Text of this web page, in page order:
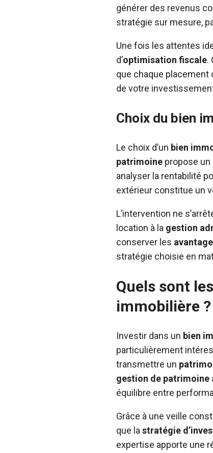
générer des revenus
stratégie sur mesure,
Une fois les attentes
d’optimisation fiscale.
que chaque placement
de votre
Choix du bien
Le choix d’un bien
patrimoine propose un
analyser la rentabilité
extérieur constitue un
L’intervention ne
location à la gestion
conserver les
stratégie choisie en
Quels sont
immobilière ?
Investir dans un bien
particulièrement
transmettre un
gestion de patrimoine
équilibre entre
Grâce à une veille
que la stratégie
expertise apporte une